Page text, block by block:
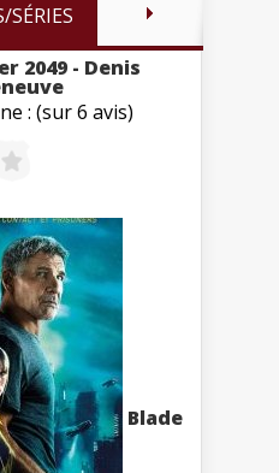
SÉRIES
2049 - Denis
: (sur 6 avis)
Blade